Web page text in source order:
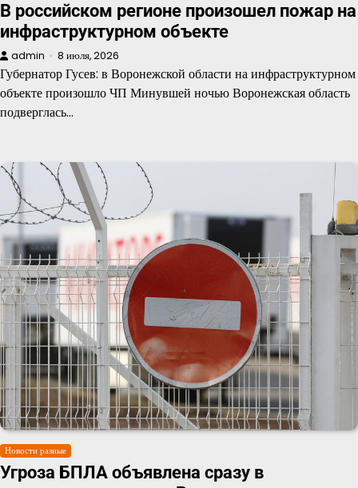
В российском регионе произошел пожар на
инфраструктурном объекте
admin 8 июля, 2026
Губернатор Гусев: в Воронежской области на инфраструктурном
объекте произошло ЧП Минувшей ночью Воронежская область
подверглась…
Новости разные
Угроза БПЛА объявлена сразу в